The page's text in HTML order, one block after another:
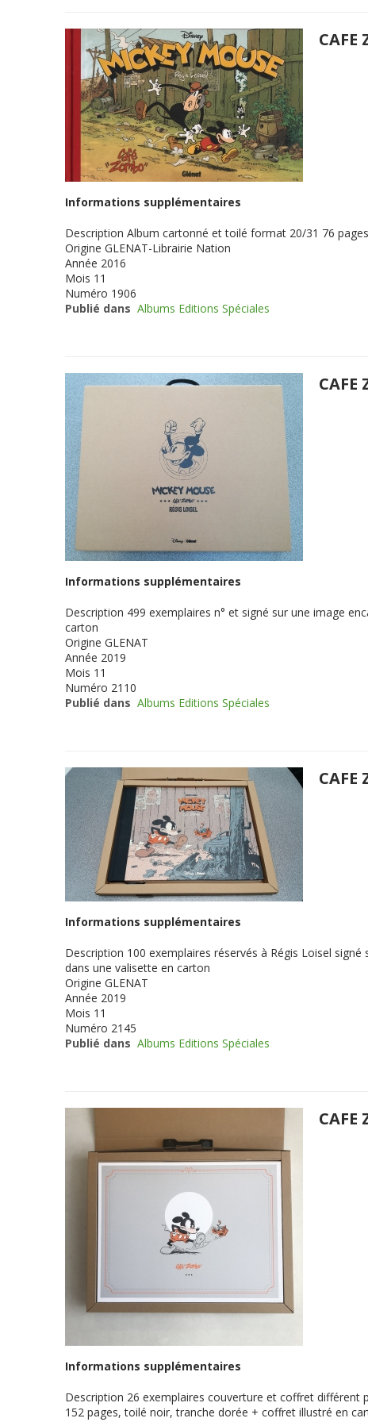
Informations supplémentaires
Description Album cartonné et toilé format 20/31 76
Origine GLENAT-Librairie Nation
Année 2016
Mois 11
Numéro 1906
Publié dans Albums Editions Spéciales
CAFE
Informations supplémentaires
Description 499 exemplaires n° et signé sur une image
carton
Origine GLENAT
Année 2019
Mois 11
Numéro 2110
Publié dans Albums Editions Spéciales
CAFE
Informations supplémentaires
Description 100 exemplaires réservés à Régis Loisel
dans une valisette en carton
Origine GLENAT
Année 2019
Mois 11
Numéro 2145
Publié dans Albums Editions Spéciales
CAFE
Informations supplémentaires
Description 26 exemplaires couverture et coffret différent
152 pages, toilé noir, tranche dorée + coffret illustré en